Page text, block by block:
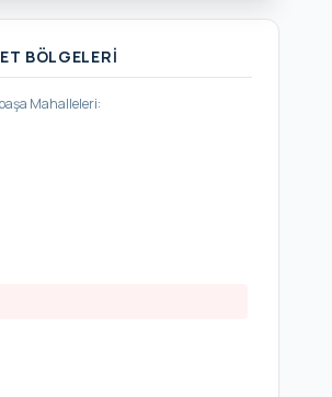
BÖLGELERI
Mahalleleri: